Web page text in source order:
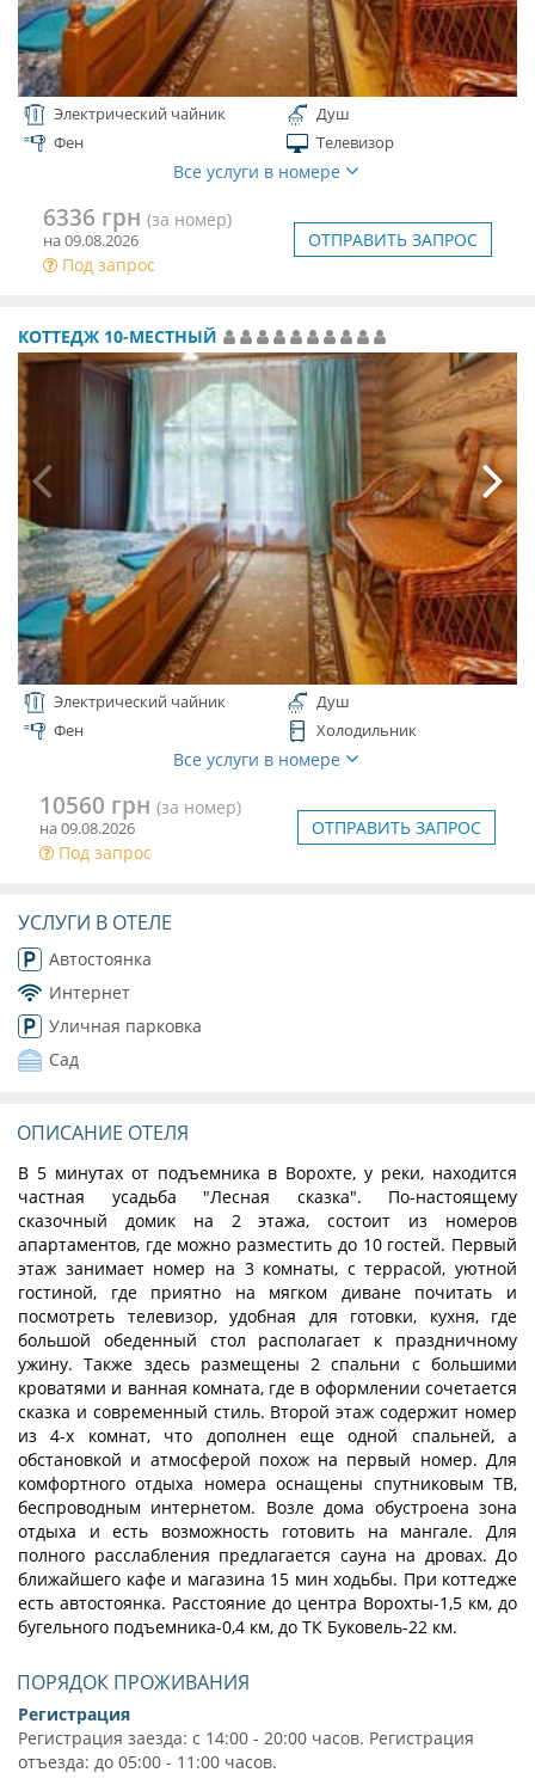
Электрический чайник
Душ
Фен
Телевизор
Все услуги в номере
6336 грн (за номер)
на 09.08.2026
Под запрос
ОТПРАВИТЬ ЗАПРОС
КОТТЕДЖ 10-МЕСТНЫЙ
Электрический чайник
Душ
Фен
Холодильник
Все услуги в номере
10560 грн(за номер)
на 09.08.2026
Под запрос
ОТПРАВИТЬ ЗАПРОС
УСЛУГИ В ОТЕЛЕ
Автостоянка
Интернет
Уличная парковка
Сад
ОПИСАНИЕ ОТЕЛЯ
В 5 минутах от подъемника в Ворохте, у реки, находится
частная усадьба "Лесная сказка". По-настоящему
сказочный домик на 2 этажа, состоит из номеров
апартаментов, где можно разместить до 10 гостей. Первый
этаж занимает номер на 3 комнаты, с террасой, уютной
гостиной, где приятно на мягком диване почитать и
посмотреть телевизор, удобная для готовки, кухня, где
большой обеденный стол располагает к праздничному
ужину. Также здесь размещены 2 спальни с большими
кроватями и ванная комната, где в оформлении сочетается
сказка и современный стиль. Второй этаж содержит номер
из 4-х комнат, что дополнен еще одной спальней, а
обстановкой и атмосферой похож на первый номер. Для
комфортного отдыха номера оснащены спутниковым ТВ,
беспроводным интернетом. Возле дома обустроена зона
отдыха и есть возможность готовить на мангале. Для
полного расслабления предлагается сауна на дровах. До
ближайшего кафе и магазина 15 мин ходьбы. При коттедже
есть автостоянка. Расстояние до центра Ворохты-1,5 км, до
бугельного подъемника-0,4 км, до ТК Буковель-22 км.
ПОРЯДОК ПРОЖИВАНИЯ
Регистрация
Регистрация заезда: с 14:00 - 20:00 часов. Регистрация
отъезда: до 05:00 - 11:00 часов.